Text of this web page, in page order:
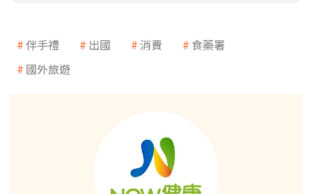
伴手禮 出國 消費
食藥署
國外旅遊